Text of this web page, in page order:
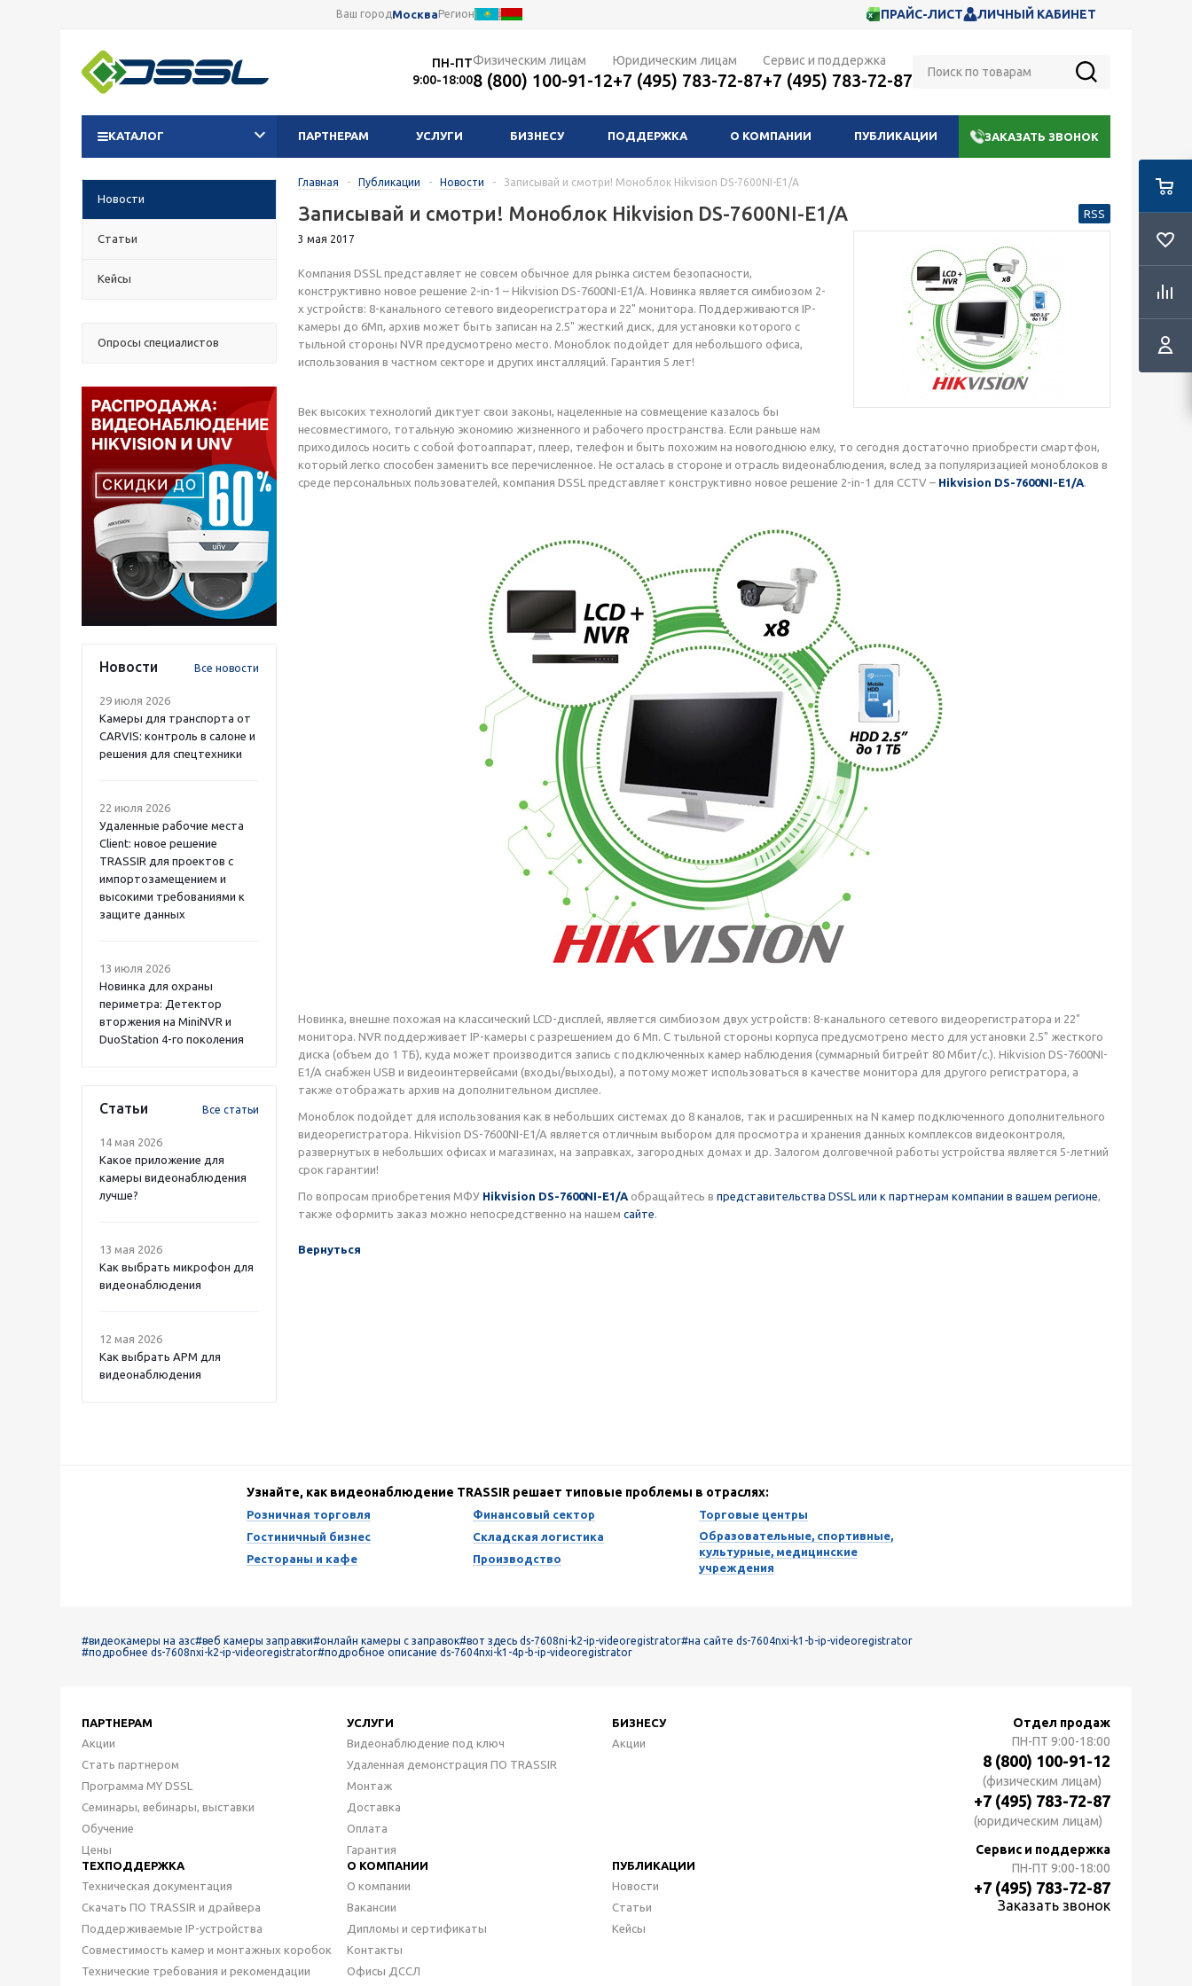
Ваш городМоскваРегион ПРАЙС-ЛИСТ ЛИЧНЫЙ КАБИНЕТ
ПН-ПТ
9:00-18:00
Физическим лицам
8 (800) 100-91-12
Юридическим лицам
+7 (495) 783-72-87
Сервис и поддержка
+7 (495) 783-72-87
КАТАЛОГ ПАРТНЕРАМ УСЛУГИ БИЗНЕСУ ПОДДЕРЖКА О КОМПАНИИ ПУБЛИКАЦИИ ЗАКАЗАТЬ ЗВОНОК
Новости
Статьи
Кейсы
Опросы специалистов
Новости Все новости
29 июля 2026
Камеры для транспорта от
CARVIS: контроль в салоне и
решения для спецтехники
22 июля 2026
Удаленные рабочие места
Client: новое решение
TRASSIR для проектов с
импортозамещением и
высокими требованиями к
защите данных
13 июля 2026
Новинка для охраны
периметра: Детектор
вторжения на MiniNVR и
DuoStation 4-го поколения
Статьи Все статьи
14 мая 2026
Какое приложение для
камеры видеонаблюдения
лучше?
13 мая 2026
Как выбрать микрофон для
видеонаблюдения
12 мая 2026
Как выбрать APM для
видеонаблюдения
Главная - Публикации - Новости - Записывай и смотри! Моноблок Hikvision DS-7600NI-E1/A
Записывай и смотри! Моноблок Hikvision DS-7600NI-E1/A RSS
3 мая 2017
Компания DSSL представляет не совсем обычное для рынка систем безопасности,
конструктивно новое решение 2-in-1 – Hikvision DS-7600NI-E1/A. Новинка является симбиозом 2-
х устройств: 8-канального сетевого видеорегистратора и 22" монитора. Поддерживаются IP-
камеры до 6Мп, архив может быть записан на 2.5" жесткий диск, для установки которого с
тыльной стороны NVR предусмотрено место. Моноблок подойдет для небольшого офиса,
использования в частном секторе и других инсталляций. Гарантия 5 лет!
Век высоких технологий диктует свои законы, нацеленные на совмещение казалось бы
несовместимого, тотальную экономию жизненного и рабочего пространства. Если раньше нам
приходилось носить с собой фотоаппарат, плеер, телефон и быть похожим на новогоднюю елку, то сегодня достаточно приобрести смартфон,
который легко способен заменить все перечисленное. Не осталась в стороне и отрасль видеонаблюдения, вслед за популяризацией моноблоков в
среде персональных пользователей, компания DSSL представляет конструктивно новое решение 2-in-1 для CCTV – Hikvision DS-7600NI-E1/A
Новинка, внешне похожая на классический LCD-дисплей, является симбиозом двух устройств: 8-канального сетевого видеорегистратора и 22"
монитора. NVR поддерживает IP-камеры с разрешением до 6 Мп. С тыльной стороны корпуса предусмотрено место для установки 2.5" жесткого
диска (объем до 1 ТБ), куда может производится запись с подключенных камер наблюдения (суммарный битрейт 80 Мбит/с.). Hikvision DS-7600NI-
E1/A снабжен USB и видеоинтервейсами (входы/выходы), а потому может использоваться в качестве монитора для другого регистратора, а
также отображать архив на дополнительном дисплее.
Моноблок подойдет для использования как в небольших системах до 8 каналов, так и расширенных на N камер подключенного дополнительного
видеорегистратора. Hikvision DS-7600NI-E1/A является отличным выбором для просмотра и хранения данных комплексов видеоконтроля,
развернутых в небольших офисах и магазинах, на заправках, загородных домах и др. Залогом долговечной работы устройства является 5-летний
срок гарантии!
По вопросам приобретения МФУ Hikvision DS-7600NI-E1/A обращайтесь в представительства DSSL или к партнерам компании в вашем регионе
также оформить заказ можно непосредственно на нашем сайте
Вернуться
Узнайте, как видеонаблюдение TRASSIR решает типовые проблемы в отраслях:
Розничная торговля
Гостиничный бизнес
Рестораны и кафе
Финансовый сектор
Складская логистика
Производство
Торговые центры
Образовательные, спортивные,
культурные, медицинские
учреждения
#видеокамеры на азс#веб камеры заправки#онлайн камеры с заправок#вот здесь ds-7608ni-k2-ip-videoregistrator#на сайте ds-7604nxi-k1-b-ip-videoregistrator
#подробнее ds-7608nxi-k2-ip-videoregistrator#подробное описание ds-7604nxi-k1-4p-b-ip-videoregistrator
ПАРТНЕРАМ
Акции
Стать партнером
Программа MY DSSL
Семинары, вебинары, выставки
Обучение
Цены
УСЛУГИ
Видеонаблюдение под ключ
Удаленная демонстрация ПО TRASSIR
Монтаж
Доставка
Оплата
Гарантия
БИЗНЕСУ
Акции
ТЕХПОДДЕРЖКА
Техническая документация
Скачать ПО TRASSIR и драйвера
Поддерживаемые IP-устройства
Совместимость камер и монтажных коробок
Технические требования и рекомендации
О КОМПАНИИ
О компании
Вакансии
Дипломы и сертификаты
Контакты
Офисы ДССЛ
ПУБЛИКАЦИИ
Новости
Статьи
Кейсы
Отдел продаж
ПН-ПТ 9:00-18:00
8 (800) 100-91-12
(физическим лицам)
+7 (495) 783-72-87
(юридическим лицам)
Сервис и поддержка
ПН-ПТ 9:00-18:00
+7 (495) 783-72-87
Заказать звонок